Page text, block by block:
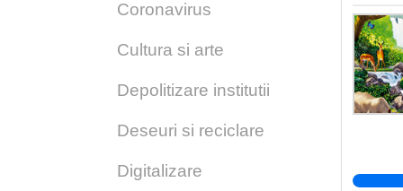
Coronavirus
Cultura si arte
Depolitizare institutii
Deseuri si reciclare
Digitalizare